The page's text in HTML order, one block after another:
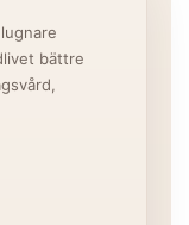
bättre